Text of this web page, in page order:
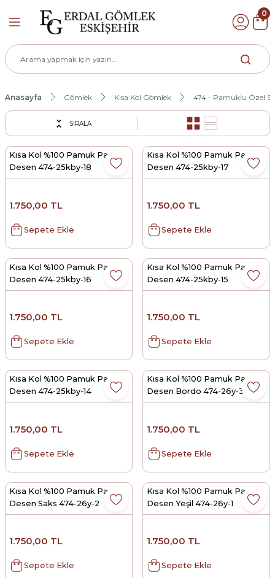
Geri Dön 0
Anasayfa Gömlek Kısa Kol Gömlek 474 - Pamuklu Özel
SIRALA
Kısa Kol %100 Pamuk Pano
Desen 474-25kby-18
1.750,00 TL
Sepete Ekle
Kısa Kol %100 Pamuk Pano
Desen 474-25kby-17
1.750,00 TL
Sepete Ekle
Kısa Kol %100 Pamuk Pano
Desen 474-25kby-16
1.750,00 TL
Sepete Ekle
Kısa Kol %100 Pamuk Pano
Desen 474-25kby-15
1.750,00 TL
Sepete Ekle
Kısa Kol %100 Pamuk Pano
Desen 474-25kby-14
1.750,00 TL
Sepete Ekle
Kısa Kol %100 Pamuk Pano
Desen Bordo 474-26y-3
1.750,00 TL
Sepete Ekle
Kısa Kol %100 Pamuk Pano
Desen Saks 474-26y-2
1.750,00 TL
Sepete Ekle
Kısa Kol %100 Pamuk Pano
Desen Yeşil 474-26y-1
1.750,00 TL
Sepete Ekle